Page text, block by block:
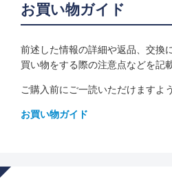
お買い物ガイド
前述した情報の詳細や返品、交換
買い物をする際の注意点などを記
ご購入前にご一読いただけますよ
お買い物ガイド